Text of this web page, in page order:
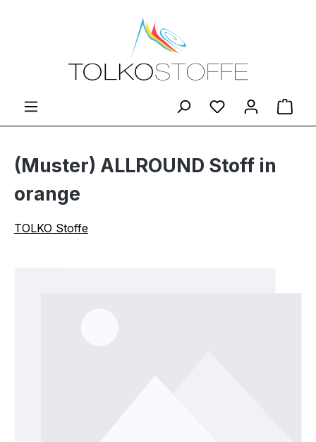
Zum Hauptinhalt springen
Du hast 0
(Muster) ALLROUND Stoff in
orange
TOLKO Stoffe